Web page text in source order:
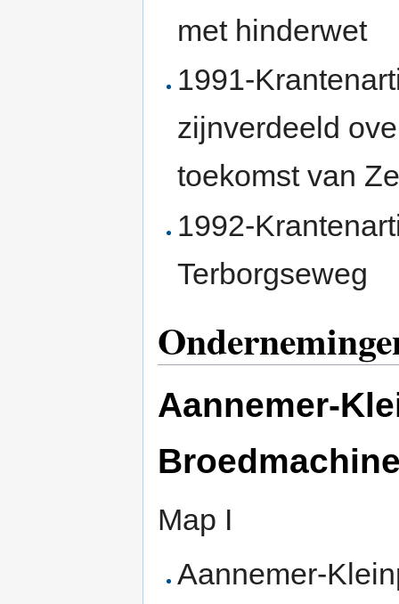
met hinderwet
1991-
zijnverdeeld
toekomst van
1992-
Terborgseweg
Aannemer-
Map I
Aannemer-